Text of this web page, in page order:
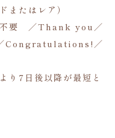
またはレア）
不要 ／Thank you／
Congratulations!／
り7日後以降が最短と